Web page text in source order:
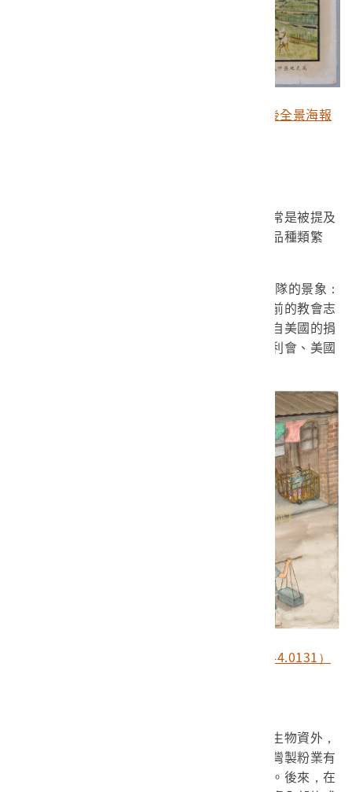
石門水庫建設促進委員會印製石門水庫完成後全景海報
老一輩臺灣人關於美援的記憶中，麵粉袋常是被提及
的回憶。事實上，美援提供給臺灣的剩餘農產品種類繁
1950年代，在臺灣的教會門口常可見到排隊的景象：
清瘦的婦人拿著物資配發證要換取物資，而面前的教會志
工則搬出數磅的奶粉、麵粉交給婦人。這些來自美國的捐
贈救濟物資，被交由天主教福利會、基督教福利會、美國
謝招治《美源物資的配發》（館藏號2015.044.0131）
這些農產品，除了是分配給貧困家庭的民生物資外，
也帶動了臺灣輕工業的發展，例如小麥使得臺灣製粉業有
了大幅進展，原棉則被用來支援臺灣的紡織業。後來，在